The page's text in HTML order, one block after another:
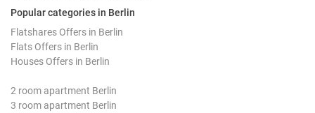
Popular categories in Berlin
Flatshares Offers in Berlin
Flats Offers in Berlin
Houses Offers in Berlin
2 room apartment Berlin
3 room apartment Berlin